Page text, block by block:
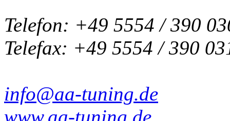
Telefon: +49 5554 / 390
Telefax: +49 5554 / 390
info@aa-tuning.de